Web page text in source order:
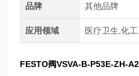
品牌 其他品牌
应用领域 医疗卫生,化
FESTO阀VSVA-B-P53E-ZH-